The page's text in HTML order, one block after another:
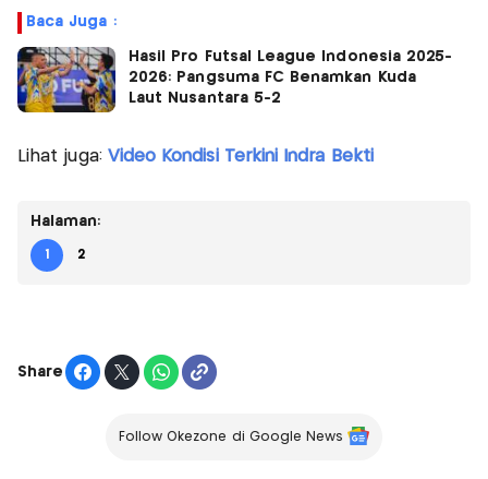
Baca Juga :
Hasil Pro Futsal League Indonesia 2025-
2026: Pangsuma FC Benamkan Kuda
Laut Nusantara 5-2
Lihat juga: Video Kondisi Terkini Indra Bekti
Halaman:
1 2
Share
Follow Okezone di Google News